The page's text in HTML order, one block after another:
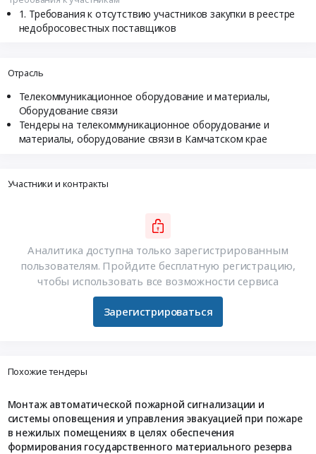
Требования к отсутствию участников закупки в реестре
недобросовестных поставщиков
Отрасль
Телекоммуникационное оборудование и материалы,
Оборудование связи
Тендеры на телекоммуникационное оборудование и
материалы, оборудование связи в Камчатском крае
Участники и контракты
Аналитика доступна только зарегистрированным
пользователям. Пройдите бесплатную регистрацию,
чтобы использовать все возможности сервиса
Зарегистрироваться
Похожие тендеры
Монтаж автоматической пожарной сигнализации и
системы оповещения и управления эвакуацией при пожаре
в нежилых помещениях в целях обеспечения
формирования государственного материального резерва